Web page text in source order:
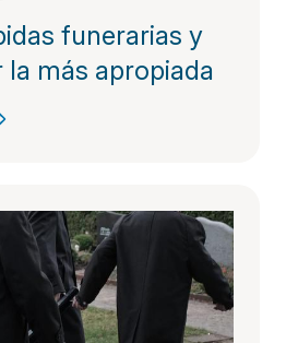
funerarias y
más apropiada